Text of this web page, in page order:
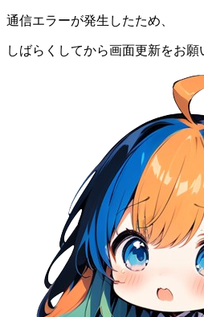
通信エラーが発生したため、
しばらくしてから画面更新をお願